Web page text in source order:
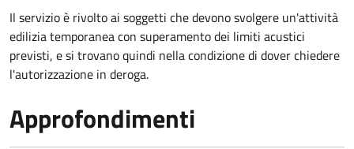
Il servizio è rivolto ai soggetti che devono svolgere un'attività
edilizia temporanea con superamento dei limiti acustici
previsti, e si trovano quindi nella condizione di dover chiedere
l'autorizzazione in deroga.
Approfondimenti